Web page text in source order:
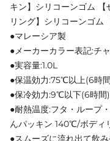
キン】シリコーンゴム 【
リング】シリコーンゴム
●マレーシア製
●メーカーカラー表記:チ
●実容量:1.0L
●保温効力:75℃以上(6時
●保冷効力:9℃以下(6時間)
●耐熱温度:フタ・ループ
んパッキン 140℃/ボデ
●スムーズに流れ出て飲